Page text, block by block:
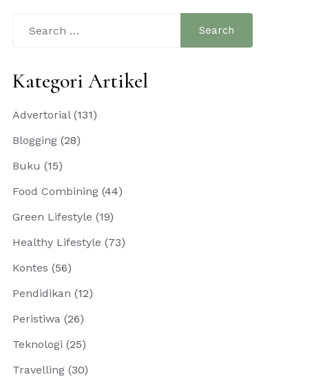
for:
Kategori Artikel
Advertorial(131)
Blogging (28)
Buku (15)
Food Combining (44)
Green Lifestyle (19)
Healthy Lifestyle (73)
Kontes (56)
Pendidikan (12)
Peristiwa (26)
Teknologi (25)
Travelling (30)